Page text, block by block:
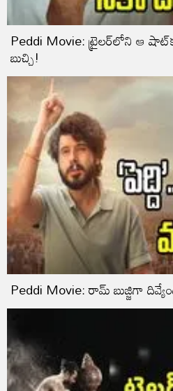
Peddi Movie: ట్రైలర్‌లోని ఆ
బుచ్చి!
Peddi Movie: రామ్ బుజ్జిగా